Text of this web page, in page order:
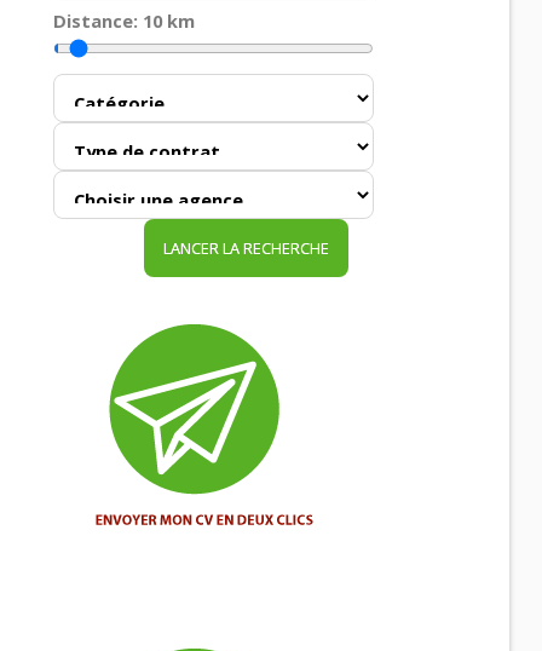
Distance: 10km
LANCER LA RECHERCHE